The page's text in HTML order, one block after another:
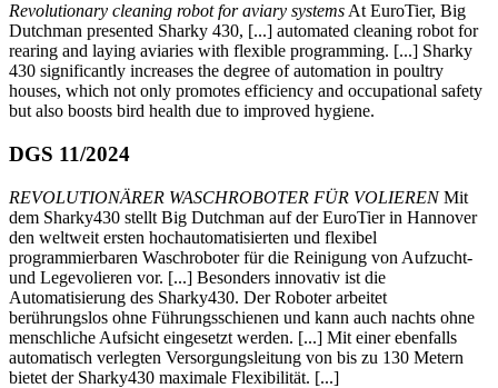
Revolutionary cleaning robot for aviary systems At EuroTier, Big
Dutchman presented Sharky 430, [...] automated cleaning robot for
rearing and laying aviaries with flexible programming. [...] Sharky
430 significantly increases the degree of automation in poultry
houses, which not only promotes efficiency and occupational safety
but also boosts bird health due to improved hygiene.
DGS 11/2024
REVOLUTIONÄRER WASCHROBOTER FÜR VOLIERENMit
dem Sharky430 stellt Big Dutchman auf der EuroTier in Hannover
den weltweit ersten hochautomatisierten und flexibel
programmierbaren Waschroboter für die Reinigung von Aufzucht-
und Legevolieren vor. [...] Besonders innovativ ist die
Automatisierung des Sharky430. Der Roboter arbeitet
berührungslos ohne Führungsschienen und kann auch nachts ohne
menschliche Aufsicht eingesetzt werden. [...] Mit einer ebenfalls
automatisch verlegten Versorgungsleitung von bis zu 130 Metern
bietet der Sharky430 maximale Flexibilität. [...]